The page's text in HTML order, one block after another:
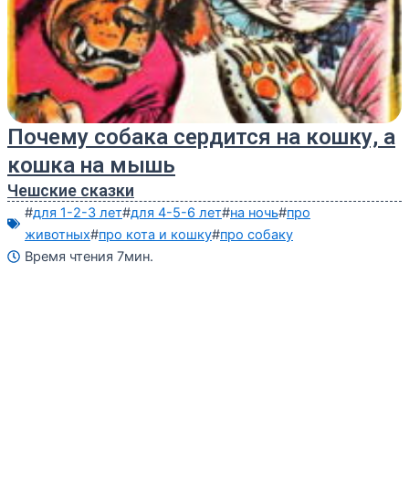
Почему собака сердится на кошку, а
кошка на мышь
Чешские сказки
#для 1-2-3 лет#для 4-5-6 лет#на ночь#про
животных#про кота и кошку#про собаку
Время чтения 7мин.